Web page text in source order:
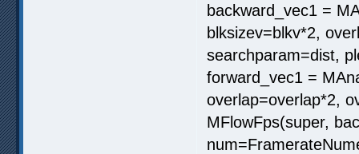
backward_vec1 =
blksizev=blkv*2,
searchparam=dist,
forward_vec1 =
overlap=overlap*2,
MFlowFps(super,